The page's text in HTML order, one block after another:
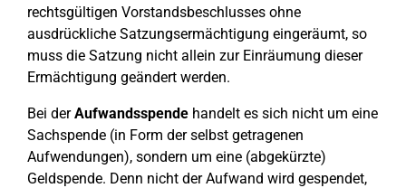
rechtsgültigen Vorstandsbeschlusses ohne
ausdrückliche Satzungsermächtigung eingeräumt, so
muss die Satzung nicht allein zur Einräumung dieser
Ermächtigung geändert werden.
Bei derAufwandsspende handelt es sich nicht um eine
Sachspende (in Form der selbst getragenen
Aufwendungen), sondern um eine (abgekürzte)
Geldspende. Denn nicht der Aufwand wird gespendet,